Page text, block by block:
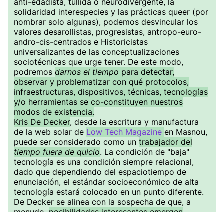
anti-edadista, tullida o neurodivergente, la
solidaridad interespecies y las prácticas queer (por
nombrar solo algunas), podemos desvincular los
valores desarollistas, progresistas, antropo-euro-
andro-cis-centrados e Historicistas
universalizantes de las conceptualizaciones
sociotécnicas que urge tener. De este modo,
podremos darnos el tiempo para detectar,
observar y problematizar con qué protocolos,
infraestructuras, dispositivos, técnicas, tecnologías
y/o herramientas se co-constituyen nuestros
modos de existencia.
Kris De Decker, desde la escritura y manufactura
de la web solar de Low Tech Magazine en Masnou,
puede ser considerado como un trabajador del
tiempo fuera de quicio. La condición de "baja"
tecnología es una condición siempre relacional,
dado que dependiendo del espaciotiempo de
enunciación, el estándar socioeconómico de alta
tecnología estará colocado en un punto diferente.
De Decker se alinea con la sospecha de que, a